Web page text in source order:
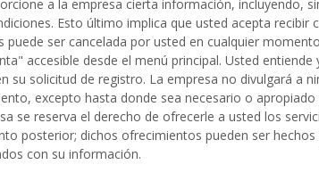
a la empresa cierta información, incluyendo,
Esto último implica que usted acepta
ser cancelada por usted en cualquier
accesible desde el menú principal. Usted
solicitud de registro. La empresa no divulgará a
excepto hasta donde sea necesario o
se reserva el derecho de ofrecerle a usted los
posterior; dichos ofrecimientos pueden ser
con su información.